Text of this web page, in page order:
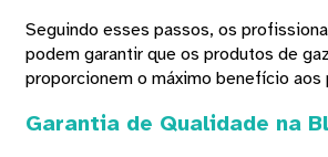
Seguindo esses passos, os
podem garantir que os produtos de
proporcionem o máximo benefício aos
Garantia de Qualidade na